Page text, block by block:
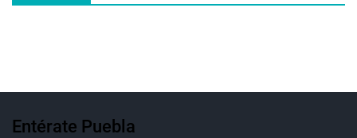
Entérate Puebla